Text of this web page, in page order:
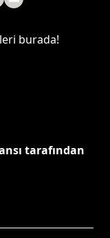
burada!
tarafından